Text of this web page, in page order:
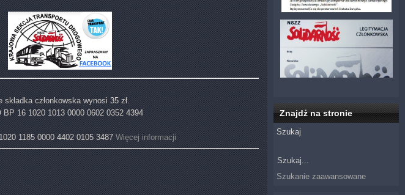
członkowska wynosi 35 zł.
16 1020 1013 0000 0602 0352 4394
1185 0000 4402 0105 3487Więcej informacji
Znajdż na stronie
Szukaj
Szukanie zaawansowane